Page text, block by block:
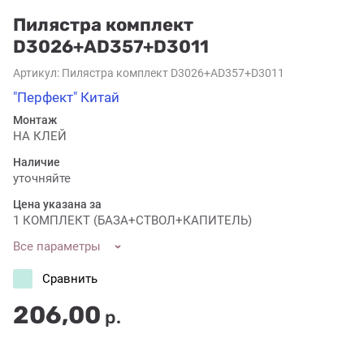
Пилястра комплект
D3026+AD357+D3011
Артикул: Пилястра комплект D3026+AD357+D3011
"Перфект" Китай
Монтаж
НА КЛЕЙ
Наличие
уточняйте
Цена указана за
1 КОМПЛЕКТ (БАЗА+СТВОЛ+КАПИТЕЛЬ)
Все параметры
206,00 р.
Сравнить